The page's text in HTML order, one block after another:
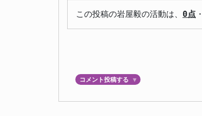
この投稿の岩屋毅の活動は、 0点 ・
コメント投稿する ▼